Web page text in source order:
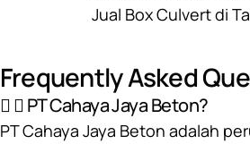
Jual Box Culvert di
Frequently Asked
PT Cahaya Jaya Beton?
PT Cahaya Jaya Beton adalah